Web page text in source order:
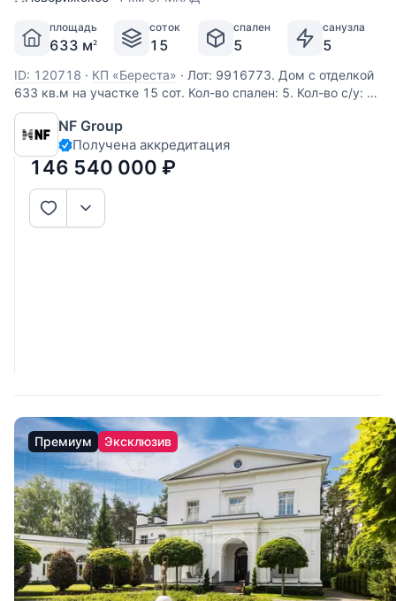
площадь
633 м2
соток
15
спален
5
санузла
5
ID: 120718 · КП «Береста» · Лот: 9916773. Дом с отделкой
633 кв.м на участке 15 cот. Кол-во спален: 5. Кол-во с/у: 5.
Поселок «Береста-1». Новорижское шоссе, 2 км от МКАД.
Без комиссии для покупателя. БЕЗ ТОРГА! Дом полностью
укомплектован и готов к проживанию. Просторная
NF Group
Получена аккредитация
146 540 000 ₽
Премиум Эксклюзив